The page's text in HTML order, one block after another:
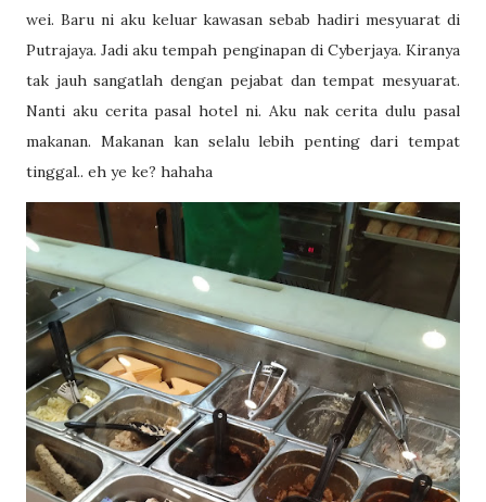
wei. Baru ni aku keluar kawasan sebab hadiri mesyuarat di
Putrajaya. Jadi aku tempah penginapan di Cyberjaya. Kiranya
tak jauh sangatlah dengan pejabat dan tempat mesyuarat.
Nanti aku cerita pasal hotel ni. Aku nak cerita dulu pasal
makanan. Makanan kan selalu lebih penting dari tempat
tinggal.. eh ye ke? hahaha